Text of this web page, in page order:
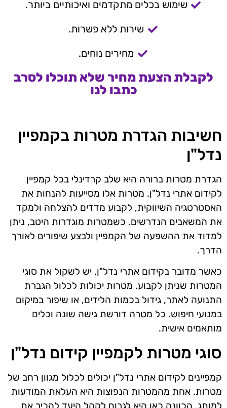
שימוש בכלים מתקדמים ואיכותיים ביותר.
שירות ללא פשרות.
מחירים נוחים.
לקבלת הצעת מחיר שלא תוכלו לסרב
כתבו לנו
חשיבות הגדרת מטרות בקמפיין
נדל"ן
הגדרת מטרות ברורה היא שלב קרדינלי בכל קמפיין
לקידום אתרי נדל"ן. מטרות אלו מסייעות להנחות את
האסטרטגיה השיווקית, לקבוע מדדים להצלחה ולמקד
את המשאבים הנדרשים. כשמטרות מוגדרות היטב, ניתן
למדוד את ההשפעה של הקמפיין ולבצע שיפורים לאורך
הדרך.
כאשר מדובר בקידום אתרי נדל"ן, יש לשקול את סוגי
המטרות שניתן לקבוע. מטרות יכולות לכלול הגברת
התנועה לאתר, גידול בכמות הלידים, או שיפור במיקום
במנועי חיפוש. כל מטרה דורשת גישה שונה וכלים
מותאמים אישית.
סוגי מטרות לקמפיין קידום נדל"ן
קמפיינים לקידום אתרי נדל"ן יכולים לכלול מגוון רחב של
מטרות. אחת מהמטרות הנפוצות היא העלאת המודעות
למותג. הכוונה כאן היא לגרום לקהל היעד להכיר את